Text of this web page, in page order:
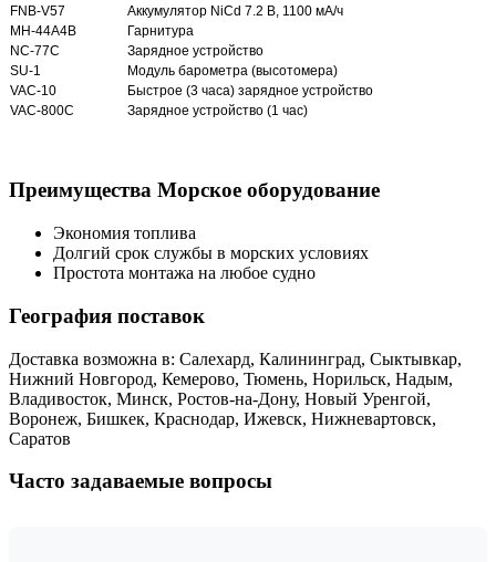
FNB-V57
Аккумулятор NiCd 7.2 В, 1100 мА/ч
MH-44A4B
Гарнитура
NC-77C
Зарядное устройство
SU-1
Модуль барометра (высотомера)
VAC-10
Быстрое (3 часа) зарядное устройство
VAC-800C
Зарядное устройство (1 час)
Преимущества Морское оборудование
Экономия топлива
Долгий срок службы в морских условиях
Простота монтажа на любое судно
География поставок
Доставка возможна в: Салехард, Калининград, Сыктывкар,
Нижний Новгород, Кемерово, Тюмень, Норильск, Надым,
Владивосток, Минск, Ростов-на-Дону, Новый Уренгой,
Воронеж, Бишкек, Краснодар, Ижевск, Нижневартовск,
Саратов
Часто задаваемые вопросы